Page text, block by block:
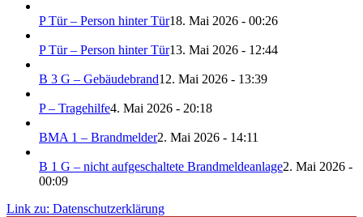
P Tür – Person hinter Tür18. Mai 2026 - 00:26
P Tür – Person hinter Tür13. Mai 2026 - 12:44
B 3 G – Gebäudebrand12. Mai 2026 - 13:39
P – Tragehilfe4. Mai 2026 - 20:18
BMA 1 – Brandmelder2. Mai 2026 - 14:11
B 1 G – nicht aufgeschaltete Brandmeldeanlage2. Mai 2026 -
00:09
Link zu: Datenschutzerklärung